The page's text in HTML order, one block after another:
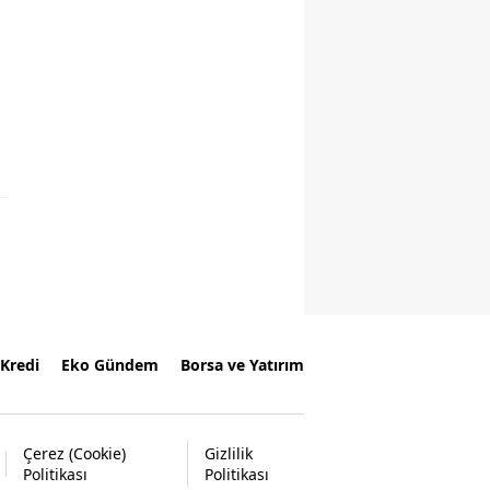
Kredi Eko Gündem Borsa ve Yatırım
Çerez (Cookie)
Politikası
Gizlilik
Politikası